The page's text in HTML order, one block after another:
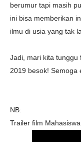
berumur tapi masih
ini bisa memberikan
ilmu di usia yang tak
Jadi, mari kita tunggu
2019 besok! Semoga
NB:
Trailer film